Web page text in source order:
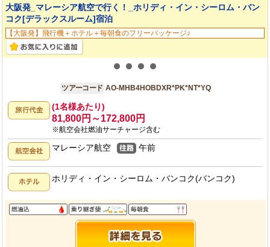
大阪発_マレーシア航空で行く！_ホリディ・イン・シーロム・バン
コク[デラックスルーム]宿泊
【大阪発】飛行機＋ホテル＋毎朝食のフリーパッケージ♪
ツアーコード AO-MHB4HOBDXR*PK*NT*YQ
(1名様あたり)
81,800円～172,800円
※航空会社燃油サーチャージ含む
マレーシア航空 午前
ホリディ・イン・シーロム・バンコク(バンコク)